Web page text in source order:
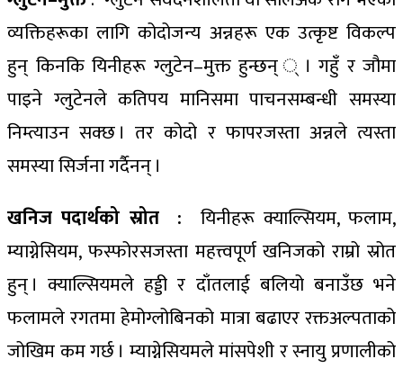
व्यक्तिहरूका लागि कोदोजन्य अन्नहरू एक उत्कृष्ट विकल्प
हुन् किनकि यिनीहरू ग्लुटेन–मुक्त हुन्छन् ् । गहुँ र जौमा
पाइने ग्लुटेनले कतिपय मानिसमा पाचनसम्बन्धी समस्या
निम्त्याउन सक्छ । तर कोदो र फापरजस्ता अन्नले त्यस्ता
समस्या सिर्जना गर्दैनन् ।
खनिज पदार्थको स्रोत :
यिनीहरू क्याल्सियम, फलाम,
म्याग्नेसियम, फस्फोरसजस्ता महत्त्वपूर्ण खनिजको राम्रो स्रोत
हुन् । क्याल्सियमले हड्डी र दाँतलाई बलियो बनाउँछ भने
फलामले रगतमा हेमोग्लोबिनको मात्रा बढाएर रक्तअल्पताको
जोखिम कम गर्छ । म्याग्नेसियमले मांसपेशी र स्नायु प्रणालीको